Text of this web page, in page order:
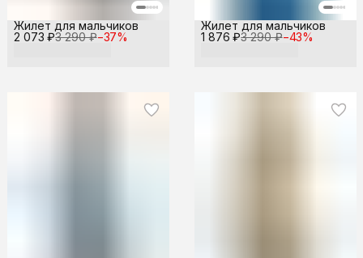
2 073 ₽3 290 ₽−37%
Жилет для мальчиков
1 876 ₽3 290 ₽−43%
Жилет для мальчиков